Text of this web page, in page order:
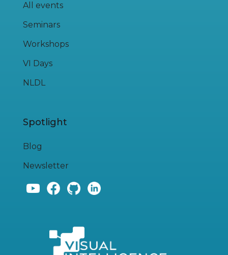
All events
Seminars
Workshops
VI Days
NLDL
Spotlight
Blog
Newsletter